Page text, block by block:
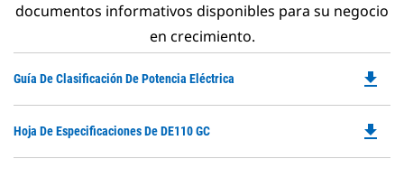
documentos informativos disponibles para su negocio
en crecimiento.
Guía De Clasificación De Potencia Eléctrica
a
file_download
Hoja De Especificaciones De DE110 GC file_download